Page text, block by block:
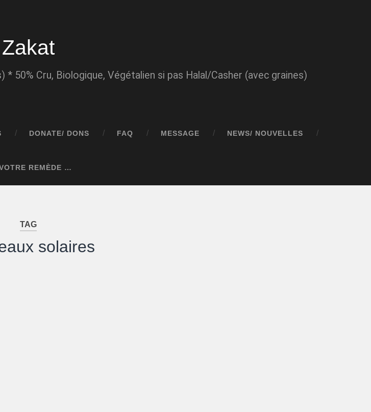
Zakat
50% Cru, Biologique, Végétalien si pas Halal/Casher (avec graines)
DONATE/ DONS FAQ MESSAGE NEWS/ NOUVELLES
REMÈDE …
TAG
solaires